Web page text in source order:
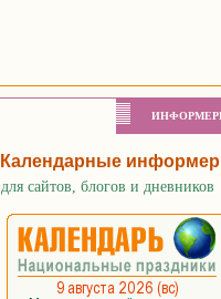
Календарные
для сайтов, блогов и дневников